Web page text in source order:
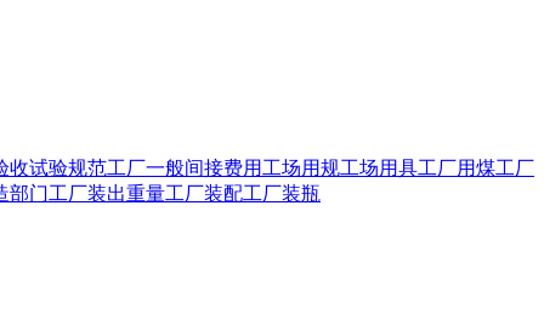
收试验规范工厂一般间接费用 工场用规工场用具工厂用煤工厂
部门工厂装出重量工厂装配工厂装瓶